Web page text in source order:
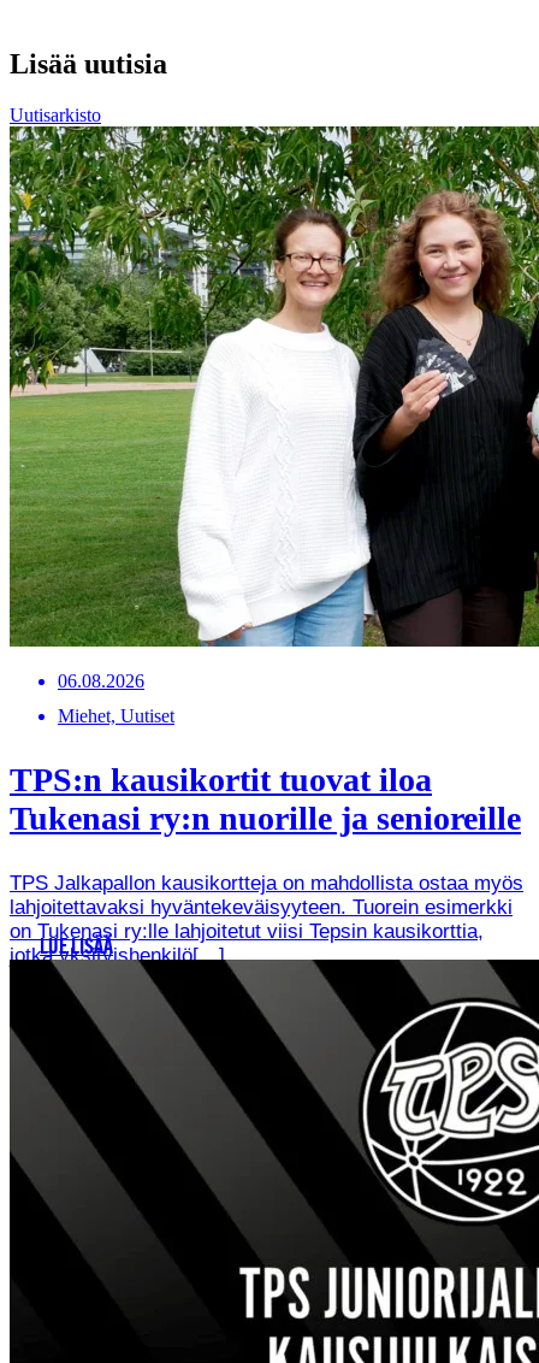
Lisää uutisia
Uutisarkisto
06.08.2026
Miehet, Uutiset
TPS:n kausikortit tuovat iloa
Tukenasi ry:n nuorille ja senioreille
TPS Jalkapallon kausikortteja on mahdollista ostaa myös
lahjoitettavaksi hyväntekeväisyyteen. Tuorein esimerkki
on Tukenasi ry:lle lahjoitetut viisi Tepsin kausikorttia,
jotka yksityishenkilö[…]
LUE LISÄÄ